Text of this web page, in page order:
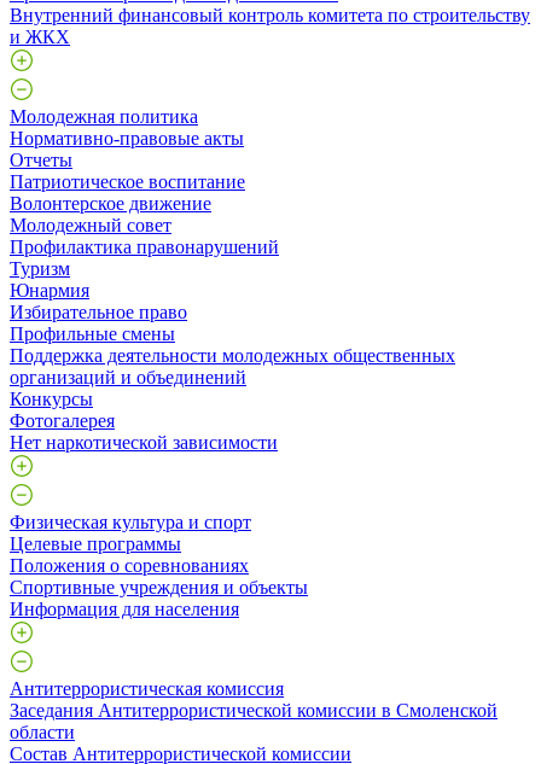
Внутренний финансовый контроль комитета по строительству
и ЖКХ
Молодежная политика
Нормативно-правовые акты
Отчеты
Патриотическое воспитание
Волонтерское движение
Молодежный совет
Профилактика правонарушений
Туризм
Юнармия
Избирательное право
Профильные смены
Поддержка деятельности молодежных общественных
организаций и объединений
Конкурсы
Фотогалерея
Нет наркотической зависимости
Физическая культура и спорт
Целевые программы
Положения о соревнованиях
Спортивные учреждения и объекты
Информация для населения
Антитеррористическая комиссия
Заседания Антитеррористической комиссии в Смоленской
области
Состав Антитеррористической комиссии